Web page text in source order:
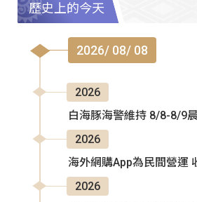
歷史上的今天
2026/ 08/ 08
2026
白海豚海警維持 8/8-8/9
2026
海外網購App為民間營運
2026